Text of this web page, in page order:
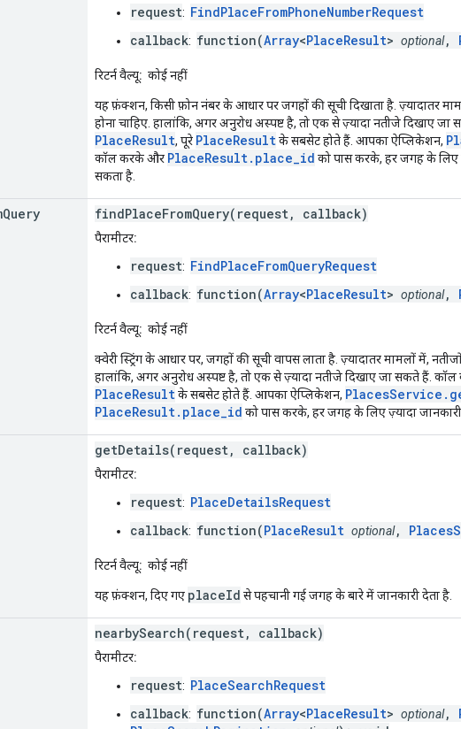
request: FindPlaceFromPhoneNumberRequest
callback: function(Array<PlaceResult> optional,
रिटर्न वैल्यू: कोई नहीं
यह फ़ंक्शन, किसी फ़ोन नंबर के आधार पर जगहों की सूची दिखाता है. ज़्यादातर
होना चाहिए. हालांकि, अगर अनुरोध अस्पष्ट है, तो एक से ज़्यादा नतीजे दिखाए
PlaceResult, पूरे PlaceResultके सबसेट होते हैं. आपका ऐप्लिकेशन,
कॉल करके और PlaceResult.place_id को पास करके, हर जगह के लिए
सकता है.
Query findPlaceFromQuery(request, callback)
पैरामीटर:
request: FindPlaceFromQueryRequest
callback: function(Array<PlaceResult> optional,
रिटर्न वैल्यू: कोई नहीं
क्वेरी स्ट्रिंग के आधार पर, जगहों की सूची वापस लाता है. ज़्यादातर मामलों में,
हालांकि, अगर अनुरोध अस्पष्ट है, तो एक से ज़्यादा नतीजे दिखाए जा सकते हैं.
PlaceResultके सबसेट होते हैं. आपका ऐप्लिकेशन,
PlaceResult.place_id को पास करके, हर जगह के लिए ज़्यादा
getDetails(request, callback)
पैरामीटर:
request: PlaceDetailsRequest
callback: function(PlaceResult optional,
रिटर्न वैल्यू: कोई नहीं
यह फ़ंक्शन, दिए गए placeId से पहचानी गई जगह के बारे में जानकारी देता है.
nearbySearch(request, callback)
पैरामीटर:
request: PlaceSearchRequest
callback: function(Array<PlaceResult> optional,